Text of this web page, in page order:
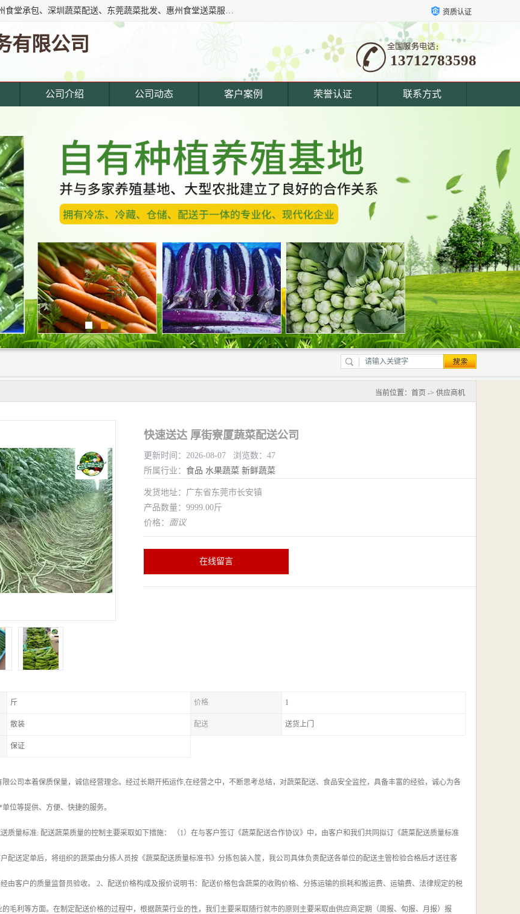
东莞市惠企膳食管理服务有限公司专注东莞深圳工厂饭堂承包、惠州食堂承包、深圳蔬菜配送、东莞蔬菜批发、惠州食堂送菜服务等综合性膳食服务公司。经营范围覆盖东城寮,主营产品: 东莞蔬菜配送公司,深圳饭堂承包公司,惠州饭堂承包公司,东莞饭堂承包公司,深圳蔬菜配送公司,厚街蔬菜配送公司,东莞食堂承包公司,东莞食材. 资质认证
有限公司
13712783598
公司介绍 公司动态 客户案例 荣誉认证 联系方式
当前位置： 首页 -> 供应商机
快速送达 厚街寮厦蔬菜配送公司
更新时间：2026-08-07 浏览数：47
所属行业： 食品 水果蔬菜 新鲜蔬菜
发货地址：广东省东莞市长安镇
产品数量：9999.00斤
价格： 面议
在线留言
斤 价格 1
散装 配送 送货上门
保证
公司本着保质保量，诚信经营理念。经过长期开拓运作,在经营之中，不断思考总结，对蔬菜配送、食品安全监控，具备丰富的经验，诚心为各
位等提供、方便、快捷的服务。
质量标准: 配送蔬菜质量的控制主要采取如下措施： （1）在与客户签订《蔬菜配送合作协议》中，由客户和我们共同拟订《蔬菜配送质量标准
配送定单后，将组织的蔬菜由分拣人员按《蔬菜配送质量标准书》分拣包装入筐，我公司具体负责配送各单位的配送主管检验合格后才送往客
由客户的质量监督员验收。 2、配送价格构成及报价说明书：配送价格包含蔬菜的收购价格、分拣运输的损耗和搬运费、运输费、法律规定的税
毛利等方面。在制定配送价格的过程中，根据蔬菜行业的性，我们主要采取随行就市的原则主要采取由供应商定期（周报、旬报、月报）报